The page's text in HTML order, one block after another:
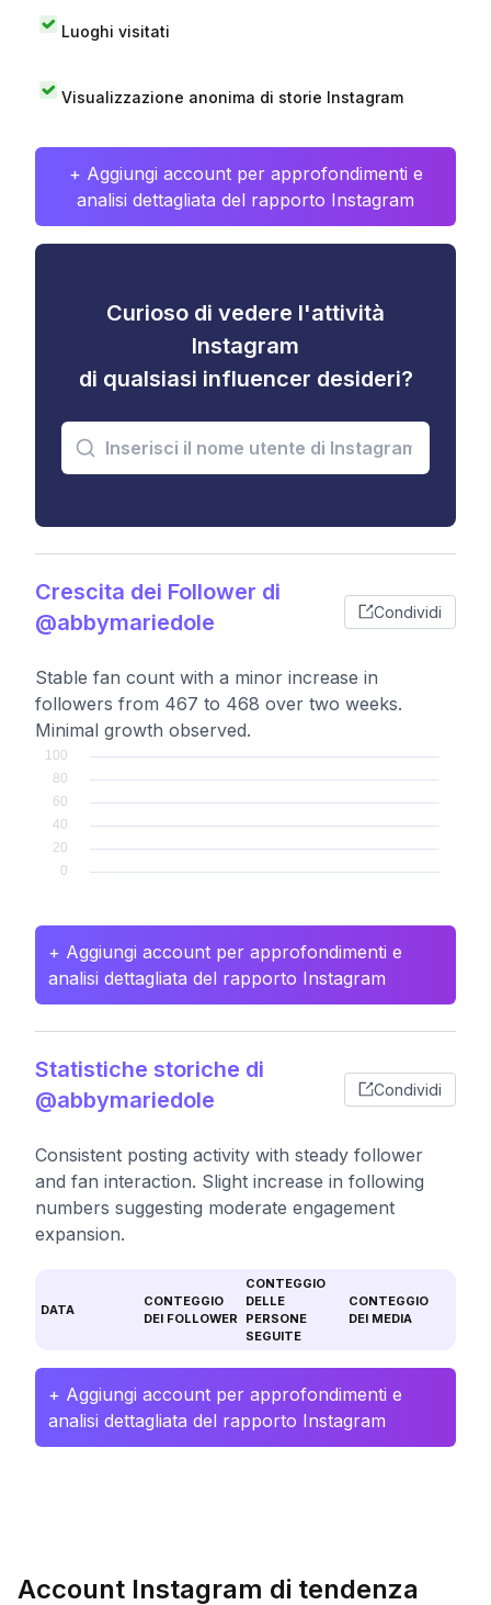
Luoghi visitati
Visualizzazione anonima di storie Instagram
+ Aggiungi account per approfondimenti e
analisi dettagliata del rapporto Instagram
Curioso di vedere l'attività
Instagram
di qualsiasi influencer desideri?
Crescita dei Follower di
@abbymariedole
Condividi
Stable fan count with a minor increase in
followers from 467 to 468 over two weeks.
Minimal growth observed.
+ Aggiungi account per approfondimenti e
analisi dettagliata del rapporto Instagram
Statistiche storiche di
@abbymariedole
Condividi
Consistent posting activity with steady follower
and fan interaction. Slight increase in following
numbers suggesting moderate engagement
expansion.
DATA
CONTEGGIO
DEI FOLLOWER
CONTEGGIO
DELLE
PERSONE
SEGUITE
CONTEGGIO
DEI MEDIA
+ Aggiungi account per approfondimenti e
analisi dettagliata del rapporto Instagram
Account Instagram di tendenza